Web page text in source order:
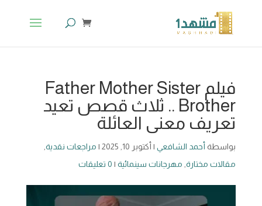
فيلم Father Mother Sister
Brother .. ثلاث قصص تعيد
تعريف معنى العائلة
بواسطة أحمد الشافعي| أكتوبر 10, 2025 | مراجعات نقدية,
مقالات مختارة, مهرجانات سينمائية| 0 تعليقات